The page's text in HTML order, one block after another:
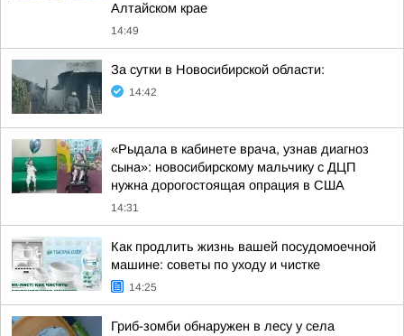
Алтайском крае
14:49
За сутки в Новосибирской области:
14:42
«Рыдала в кабинете врача, узнав диагноз
сына»: новосибирскому мальчику с ДЦП
нужна дорогостоящая опрация в США
14:31
Как продлить жизнь вашей посудомоечной
машине: советы по уходу и чистке
14:25
Гриб-зомби обнаружен в лесу у села